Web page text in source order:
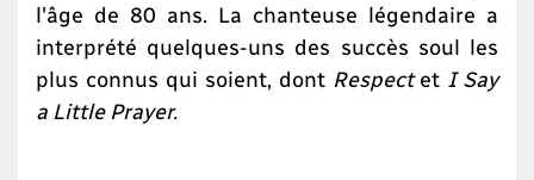
l'âge de 80 ans. La chanteuse légendaire a
interprété quelques-uns des succès soul les
plus connus qui soient, dont Respectet I Say
a Little Prayer.